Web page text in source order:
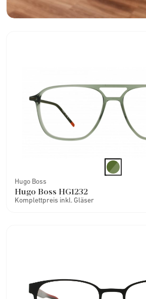
Hugo Boss
Hugo Boss HG1232
Komplettpreis inkl. Gläser